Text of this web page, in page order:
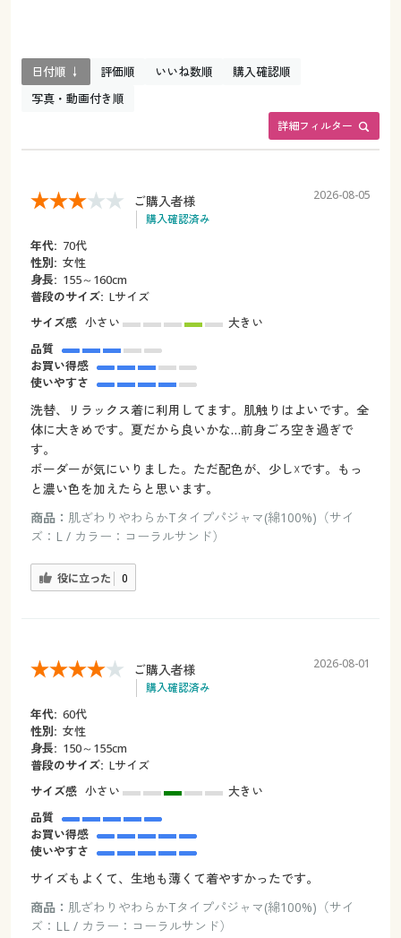
詳細フィルター
日付順 ↓ 評価順 いいね数順
購入確認順
写真・動画付き順
ご購入者様
購入確認済み
2026-08-05
年代: 70代
性別: 女性
身長: 155～160cm
普段のサイズ: Lサイズ
サイズ感 小さい
大きい
品質
お買い得感
使いやすさ
洗替、リラックス着に利用してます。肌触りはよいです。全
体に大きめです。夏だから良いかな…前身ごろ空き過ぎで
す。
ボーダーが気にいりました。ただ配色が、少し☓です。もっ
と濃い色を加えたらと思います。
商品： 肌ざわりやわらかTタイプパジャマ(綿100%)（サイ
ズ：L / カラー：コーラルサンド）
役に立った 0
ご購入者様
購入確認済み
2026-08-01
年代: 60代
性別: 女性
身長: 150～155cm
普段のサイズ: Lサイズ
サイズ感 小さい
大きい
品質
お買い得感
使いやすさ
サイズもよくて、生地も薄くて着やすかったです。
商品： 肌ざわりやわらかTタイプパジャマ(綿100%)（サイ
ズ：LL / カラー：コーラルサンド）